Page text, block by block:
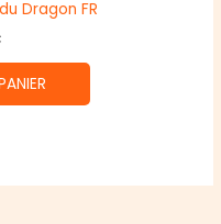
Dragon FR